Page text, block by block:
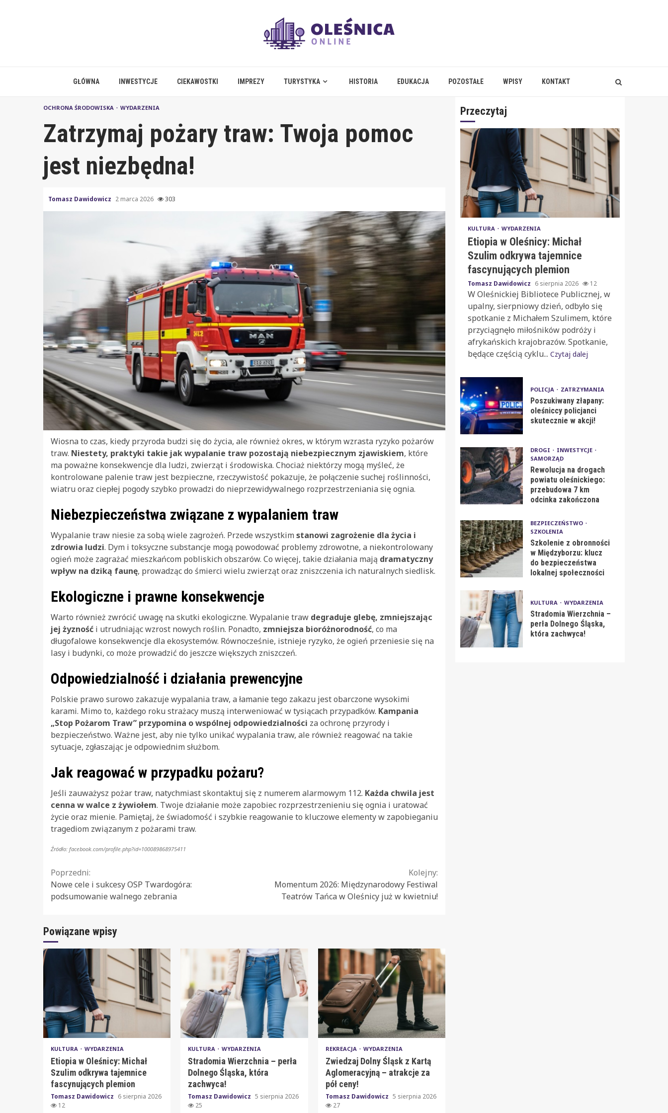
GŁÓWNA INWESTYCJE CIEKAWOSTKI IMPREZY TURYSTYKA HISTORIA EDUKACJA POZOSTAŁE WPISY KONTAKT
OCHRONA ŚRODOWISKA WYDARZENIA
Zatrzymaj pożary traw: Twoja pomoc
jest niezbędna!
Tomasz Dawidowicz 2 marca 2026 303
Wiosna to czas, kiedy przyroda budzi się do życia, ale również okres, w którym wzrasta ryzyko pożarów
traw. Niestety, praktyki takie jak wypalanie traw pozostają niebezpiecznym zjawiskiem, które
ma poważne konsekwencje dla ludzi, zwierząt i środowiska. Chociaż niektórzy mogą myśleć, że
kontrolowane palenie traw jest bezpieczne, rzeczywistość pokazuje, że połączenie suchej roślinności,
wiatru oraz ciepłej pogody szybko prowadzi do nieprzewidywalnego rozprzestrzeniania się ognia.
Niebezpieczeństwa związane z wypalaniem traw
Wypalanie traw niesie za sobą wiele zagrożeń. Przede wszystkim stanowi zagrożenie dla życia i
zdrowia ludzi. Dym i toksyczne substancje mogą powodować problemy zdrowotne, a niekontrolowany
ogień może zagrażać mieszkańcom pobliskich obszarów. Co więcej, takie działania mają dramatyczny
wpływ na dziką faunę, prowadząc do śmierci wielu zwierząt oraz zniszczenia ich naturalnych siedlisk.
Ekologiczne i prawne konsekwencje
Warto również zwrócić uwagę na skutki ekologiczne. Wypalanie traw degraduje glebę, zmniejszając
jej żyzność i utrudniając wzrost nowych roślin. Ponadto, zmniejsza bioróżnorodność, co ma
długofalowe konsekwencje dla ekosystemów. Równocześnie, istnieje ryzyko, że ogień przeniesie się na
lasy i budynki, co może prowadzić do jeszcze większych zniszczeń.
Odpowiedzialność i działania prewencyjne
Polskie prawo surowo zakazuje wypalania traw, a łamanie tego zakazu jest obarczone wysokimi
karami. Mimo to, każdego roku strażacy muszą interweniować w tysiącach przypadków. Kampania
„Stop Pożarom Traw” przypomina o wspólnej odpowiedzialności za ochronę przyrody i
bezpieczeństwo. Ważne jest, aby nie tylko unikać wypalania traw, ale również reagować na takie
sytuacje, zgłaszając je odpowiednim służbom.
Jak reagować w przypadku pożaru?
Jeśli zauważysz pożar traw, natychmiast skontaktuj się z numerem alarmowym 112. Każda chwila jest
cenna w walce z żywiołem. Twoje działanie może zapobiec rozprzestrzenieniu się ognia i uratować
życie oraz mienie. Pamiętaj, że świadomość i szybkie reagowanie to kluczowe elementy w zapobieganiu
tragediom związanym z pożarami traw.
Źródło: facebook.com/profile.php?id=100089868975411
Continue
Reading
Poprzedni:
Nowe cele i sukcesy OSP Twardogóra:
podsumowanie walnego zebrania
Kolejny:
Momentum 2026: Międzynarodowy Festiwal
Teatrów Tańca w Oleśnicy już w kwietniu!
Powiązane wpisy
KULTURA WYDARZENIA
Etiopia w Oleśnicy: Michał
Szulim odkrywa tajemnice
fascynujących plemion
Tomasz Dawidowicz 6 sierpnia 2026
12
KULTURA WYDARZENIA
Stradomia Wierzchnia – perła
Dolnego Śląska, która
zachwyca!
Tomasz Dawidowicz 5 sierpnia 2026
25
REKREACJA WYDARZENIA
Zwiedzaj Dolny Śląsk z Kartą
Aglomeracyjną – atrakcje za
pół ceny!
Tomasz Dawidowicz 5 sierpnia 2026
27
Przeczytaj
KULTURA WYDARZENIA
Etiopia w Oleśnicy: Michał
Szulim odkrywa tajemnice
fascynujących plemion
Tomasz Dawidowicz 6 sierpnia 2026 12
W Oleśnickiej Bibliotece Publicznej, w
upalny, sierpniowy dzień, odbyło się
spotkanie z Michałem Szulimem, które
przyciągnęło miłośników podróży i
afrykańskich krajobrazów. Spotkanie,
będące częścią cyklu... Czytaj dalej
POLICJA ZATRZYMANIA
Poszukiwany złapany:
oleśniccy policjanci
skutecznie w akcji!
DROGI
INWESTYCJE
SAMORZĄD
Rewolucja na drogach
powiatu oleśnickiego:
przebudowa 7 km
odcinka zakończona
BEZPIECZEŃSTWO
SZKOLENIA
Szkolenie z obronności
w Międzyborzu: klucz
do bezpieczeństwa
lokalnej społeczności
KULTURA WYDARZENIA
Stradomia Wierzchnia –
perła Dolnego Śląska,
która zachwyca!